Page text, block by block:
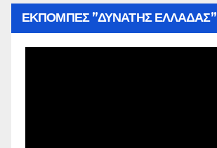
ΕΚΠΟΜΠΕΣ ”ΔΥΝΑΤΗΣ ΕΛΛΑΔΑΣ”